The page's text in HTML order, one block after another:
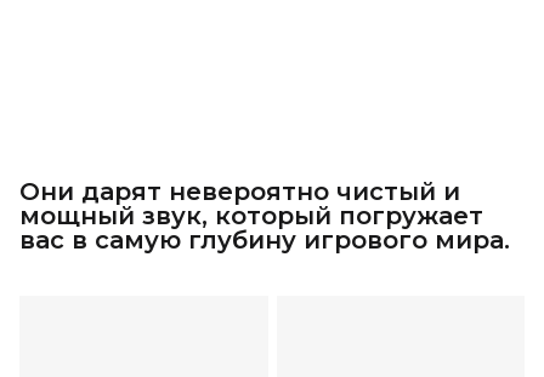
Они дарят невероятно чистый и
мощный звук, который погружает
вас в самую глубину игрового мира.